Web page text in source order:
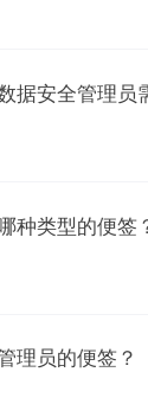
据安全管理员
种类型的便签
理员的便签？